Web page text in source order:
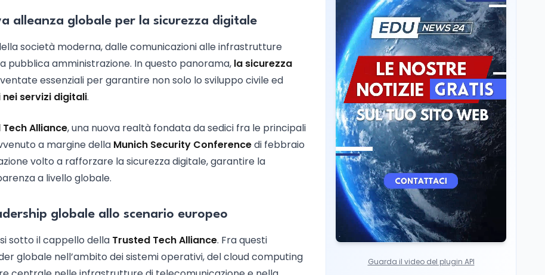
alleanza globale per la sicurezza digitale
società moderna, dalle comunicazioni alle infrastrutture
pubblica amministrazione. In questo panorama, la sicurezza
essenziali per garantire non solo lo sviluppo civile ed
servizi digitali.
Alliance, una nuova realtà fondata da sedici fra le principali
a margine della Munich Security Conferencedi febbraio
volto a rafforzare la sicurezza digitale, garantire la
a livello globale.
globale allo scenario europeo
sotto il cappello della Trusted Tech Alliance. Fra questi
globale nell’ambito dei sistemi operativi, del cloud computing
e la sicurezza delle
scuole con risorse Pnrr"
Scuola5 ago
Il Ministro Valditara ha
incontrato due studenti
palestinesi giunti da
Gaza che hanno
superato la Maturità in
Italia
Scuola5 ago
Maturità 2026, 100 e
lode da record: 14.123
diplomi con voto
massimo
Guarda il video del plugin API